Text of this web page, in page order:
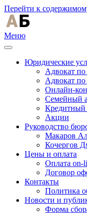
Перейти к
Меню
Юридические
Адвокат по
Адвокат
Онлайн-
Семейный
Кредитный
Акции
Руководство
Макаров
Кочергов
Цены и оплата
Оплата on-
Договор
Контакты
Политика
Новости и
Форма